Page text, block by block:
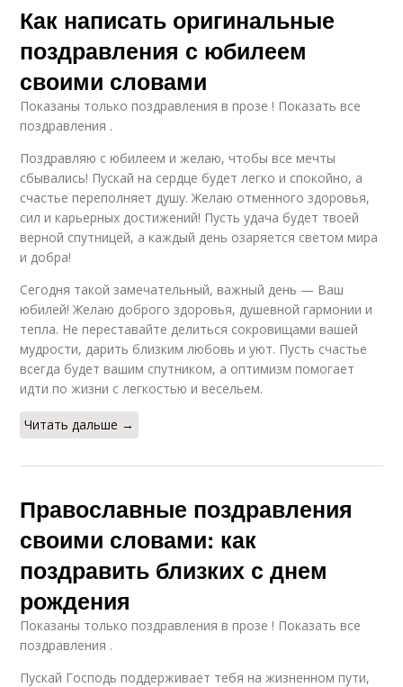
Как написать оригинальные
поздравления с юбилеем
своими словами
Показаны только поздравления в прозе ! Показать все
поздравления .
Поздравляю с юбилеем и желаю, чтобы все мечты
сбывались! Пускай на сердце будет легко и спокойно, а
счастье переполняет душу. Желаю отменного здоровья,
сил и карьерных достижений! Пусть удача будет твоей
верной спутницей, а каждый день озаряется светом мира
и добра!
Сегодня такой замечательный, важный день — Ваш
юбилей! Желаю доброго здоровья, душевной гармонии и
тепла. Не переставайте делиться сокровищами вашей
мудрости, дарить близким любовь и уют. Пусть счастье
всегда будет вашим спутником, а оптимизм помогает
идти по жизни с легкостью и весельем.
Читать дальше →
Православные поздравления
своими словами: как
поздравить близких с днем
рождения
Показаны только поздравления в прозе ! Показать все
поздравления .
Пускай Господь поддерживает тебя на жизненном пути,